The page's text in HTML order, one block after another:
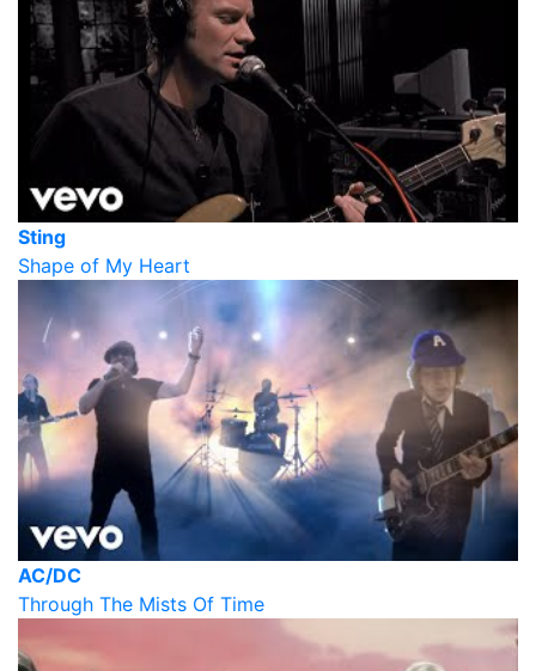
Sting
Shape of My Heart
AC/DC
Through The Mists Of Time